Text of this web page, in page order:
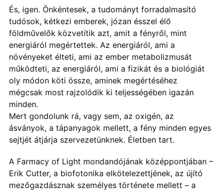
És, igen. Önkéntesek, a tudományt forradalmasító
tudósok, kétkezi emberek, józan ésszel élő
földművelők közvetítik azt, amit a fényről, mint
energiáról megértettek. Az energiáról, ami a
növényeket élteti, ami az ember metabolizmusát
működteti, az energiáról, ami a fizikát és a biológiát
oly módon köti össze, aminek megértéséhez
mégcsak most rajzolódik ki teljességében igazán
minden.
Mert gondolunk rá, vagy sem, az oxigén, az
ásványok, a tápanyagok mellett, a fény minden egyes
sejtjét átjárja szervezetünknek. Életben tart.
A Farmacy of Light mondandójának középpontjában –
Erik Cutter, a biofotonika elkötelezettjének, az újító
mezőgazdásznak személyes története mellett – a